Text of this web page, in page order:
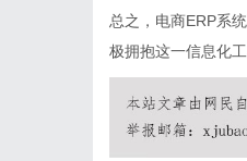
总之，电商ERP系
极拥抱这一信息化